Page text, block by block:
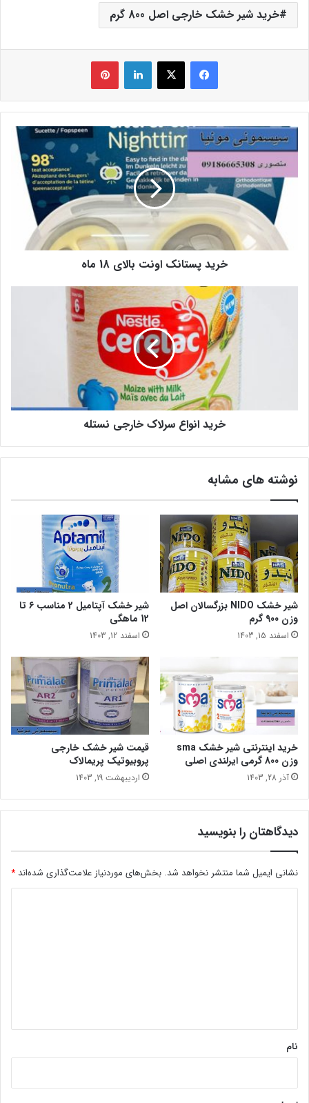
خرید شیر خشک خارجی اصل 800 گرم
فیس بوک X لینکدین ‫پین‌ترست
خرید پستانک اونت بالای 18 ماه
خرید انواع سرلاک خارجی نستله
نوشته های مشابه
شیر خشک NIDO بزرگسالان اصل
وزن 900 گرم
اسفند 15, 1403
شیر خشک آپتامیل 2 مناسب 6 تا
12 ماهگی
اسفند 12, 1403
خرید اینترنتی شیر خشک sma
وزن 800 گرمی ایرلندی اصلی
آذر 28, 1403
قیمت شیر خشک خارجی
پروبیوتیک پریمالاک
اردیبهشت 19, 1403
دیدگاهتان را بنویسید
نشانی ایمیل شما منتشر نخواهد شد. بخش‌های موردنیاز علامت‌گذاری شده‌اند *
نام